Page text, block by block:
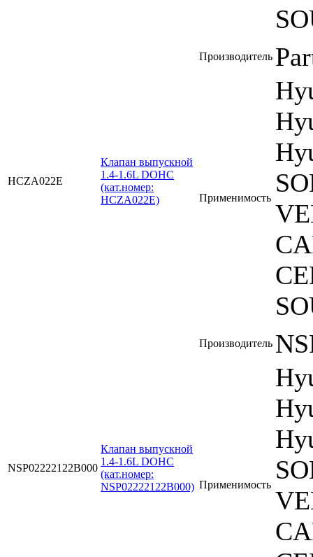
HCZA022E
Клапан выпускной
1.4-1.6L DOHC
(кат.номер:
HCZA022E)
Производитель
Применимость
NSP02222122B000
Клапан выпускной
1.4-1.6L DOHC
(кат.номер:
NSP02222122B000)
Производитель
Применимость